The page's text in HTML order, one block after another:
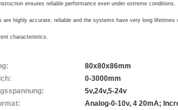
ensures reliable performance even under extreme conditions.
are highly accurate, reliable and the systems have very long lifetimes
characteristics.
80x80x86mm
0-3000mm
5v,24v,5-24v
Analog-0-10v, 4 20mA;